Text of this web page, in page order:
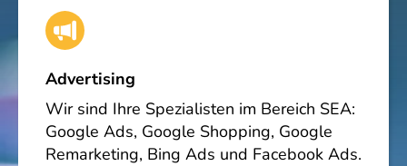
Advertising
Wir sind Ihre Spezialisten im Bereich SEA:
Google Ads, Google Shopping, Google
Remarketing, Bing Ads und Facebook Ads.